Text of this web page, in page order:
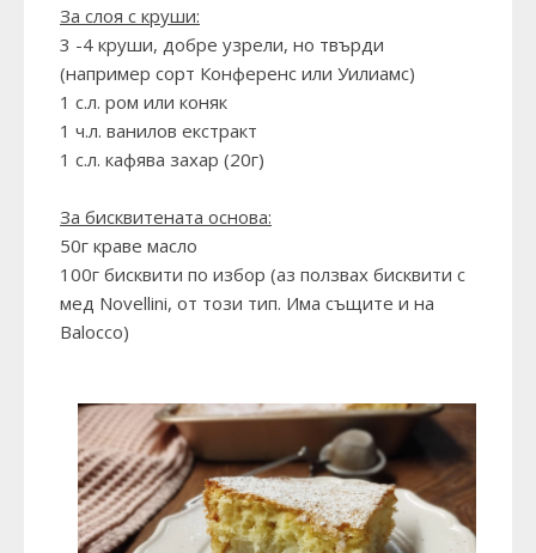
За слоя с круши:
3 -4 круши, добре узрели, но твърди
(например сорт Конференс или Уилиамс)
1 с.л. ром или коняк
1 ч.л. ванилов екстракт
1 с.л. кафява захар (20г)
За бисквитената основа:
50г краве масло
100г бисквити по избор (аз ползвах бисквити с
мед Novellini, от този тип. Има същите и на
Balocco)